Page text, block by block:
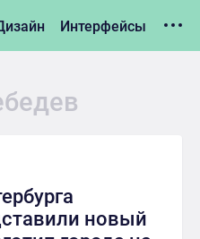
Интерфейсы
Гаджеты
Тренды
новый